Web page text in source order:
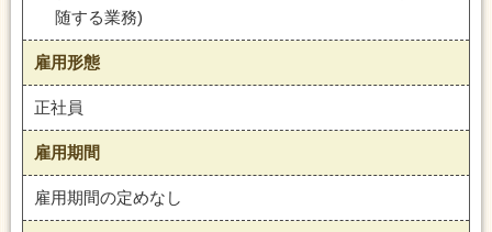
随する業務)
雇用形態
正社員
雇用期間
雇用期間の定めなし